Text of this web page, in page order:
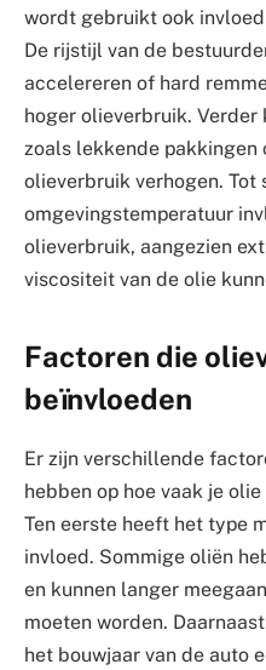
wordt gebruikt ook
De rijstijl van de
accelereren of hard
hoger olieverbruik. Verder
zoals lekkende pakkingen
olieverbruik verhogen. Tot
omgevingstemperatuur
olieverbruik, aangezien
viscositeit van de olie
Factoren die
beïnvloeden
Er zijn verschillende
hebben op hoe vaak je
Ten eerste heeft het type
invloed. Sommige oliën
en kunnen langer
moeten worden.
het bouwjaar van de auto